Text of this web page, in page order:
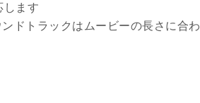
します
ドトラックはムービーの長さに合わ